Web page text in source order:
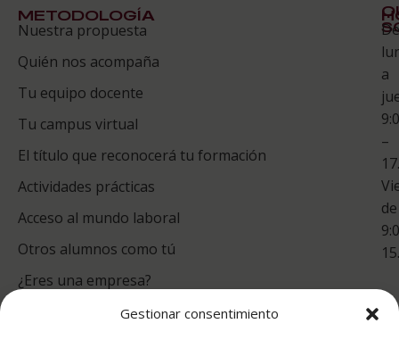
Gestionar consentimiento
METODOLOGÍA
Nuestra propuesta
Quién nos acompaña
Tu equipo docente
Tu campus virtual
El título que reconocerá tu formación
Actividades prácticas
Acceso al mundo laboral
Otros alumnos como tú
¿Eres una empresa?
Te
De
a
–
de